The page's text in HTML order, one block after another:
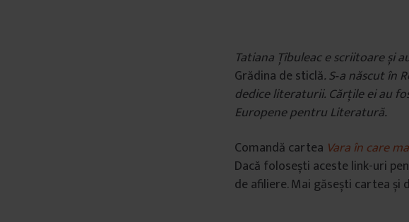
Tatiana Țîbuleac e scriitoare și
Grădina de sticlă. S‐a născut în
dedice literaturii. Cărțile ei au
Europene pentru Literatură.
Comandă cartea Vara în care
Dacă folosești aceste link-uri
de afiliere. Mai găsești cartea și